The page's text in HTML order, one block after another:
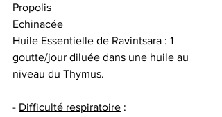
Propolis
Echinacée
Huile Essentielle de Ravintsara : 1
goutte/jour diluée dans une huile au
niveau du Thymus.
- Difficulté respiratoire :